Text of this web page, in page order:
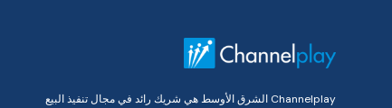
Channelplay الشرق الأوسط هي شريك رائد في مجال تنفيذ البيع